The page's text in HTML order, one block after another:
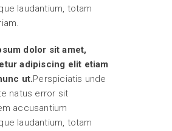
laudantium, totam
dolor sit amet,
adipiscing elit etiam
ut.Perspiciatis unde
natus error sit
accusantium
laudantium, totam